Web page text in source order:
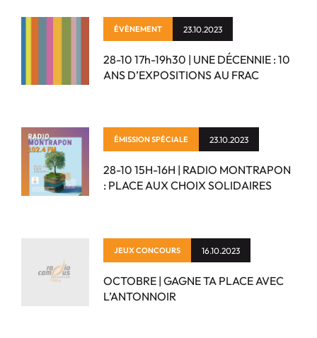
ÉVÈNEMENT 23.10.2023
28-10 17h-19h30 | UNE DÉCENNIE : 10
ANS D’EXPOSITIONS AU FRAC
ÉMISSION SPÉCIALE 23.10.2023
28-10 15H-16H | RADIO MONTRAPON
: PLACE AUX CHOIX SOLIDAIRES
JEUX CONCOURS 16.10.2023
OCTOBRE | GAGNE TA PLACE AVEC
L’ANTONNOIR